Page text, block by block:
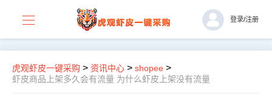
登录/注册
虎观虾皮一键采购 > 资讯中心 > shopee >
虾皮商品上架多久会有流量 为什么虾皮上架没有流量